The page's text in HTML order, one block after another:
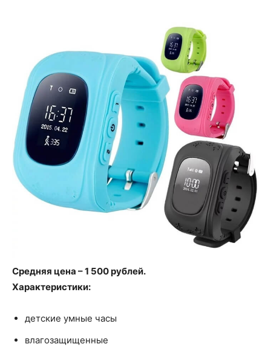
Средняя цена – 1 500 рублей.
Характеристики:
детские умные часы
влагозащищенные